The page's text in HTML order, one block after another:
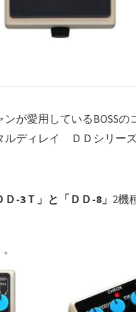
が愛用しているBOSS
ルディレイ ＤＤシリー
Ｄ-3Ｔ」と「ＤＤ-8」 2機
。